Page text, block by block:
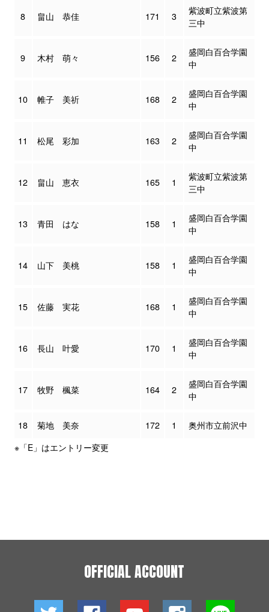
8 畠山 恭佳 171 3
紫波町立紫波第
三中
9 木村 萌々 156 2
盛岡白百合学園
中
10 帷子 美祈 168 2
盛岡白百合学園
中
11 松尾 彩加 163 2
盛岡白百合学園
中
12 畠山 恵衣 165 1
紫波町立紫波第
三中
13 青田 はな 158 1
盛岡白百合学園
中
14 山下 美桃 158 1
盛岡白百合学園
中
15 佐藤 実花 168 1
盛岡白百合学園
中
16 長山 叶愛 170 1
盛岡白百合学園
中
17 牧野 楓菜 164 2
盛岡白百合学園
中
18 菊地 美奈 172 1
奥州市立前沢中
※「E」はエントリー変更
OFFICIAL ACCOUNT